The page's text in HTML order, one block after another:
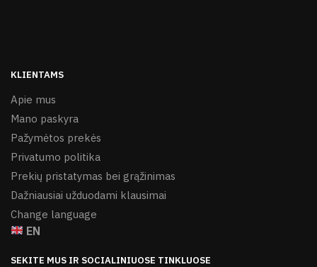
KLIENTAMS
Apie mus
Mano paskyra
Pažymėtos prekės
Privatumo politika
Prekių pristatymas bei grąžinimas
Dažniausiai užduodami klausimai
Change language
EN
SEKITE MUS IR SOCIALINIUOSE TINKLUOSE